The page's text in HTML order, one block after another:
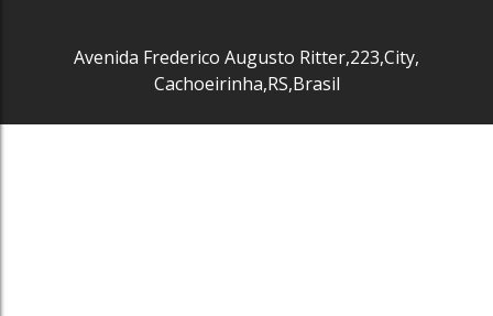
Costa Do Ipiranga
Gravataí
Avenida Frederico Augusto Ritter,223,City,
Cachoeirinha,RS,Brasil